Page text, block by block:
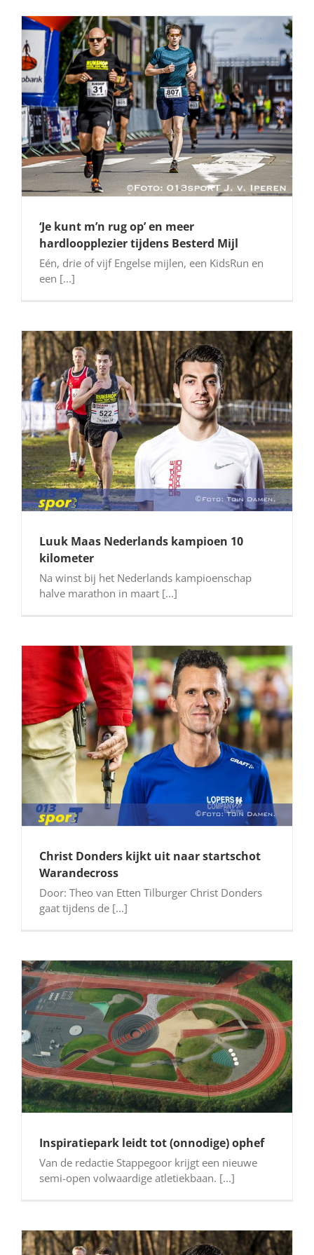
‘Je kunt m’n rug op’ en meer
hardloopplezier tijdens Besterd Mijl
Eén, drie of vijf Engelse mijlen, een KidsRun en
een [...]
Luuk Maas Nederlands kampioen 10
kilometer
Na winst bij het Nederlands kampioenschap
halve marathon in maart [...]
Christ Donders kijkt uit naar startschot
Warandecross
Door: Theo van Etten Tilburger Christ Donders
gaat tijdens de [...]
Inspiratiepark leidt tot (onnodige) ophef
Van de redactie Stappegoor krijgt een nieuwe
semi-open volwaardige atletiekbaan. [...]